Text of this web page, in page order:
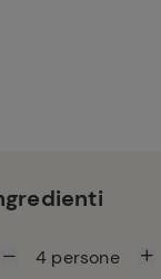
4 persone